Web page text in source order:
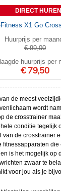
DIRECT HUREN
X1 Go
Huurprijs per
€ 99,00
huurprijs per
€ 79,50
de meest
wordt
de crosstrainer
conditie tegelijk
van de crosstrainer
fitnessapparaten
is het mogelijk op
zwaar te
voor jou als je